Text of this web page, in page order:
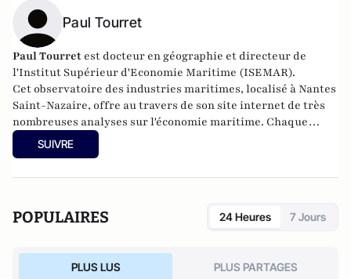
Paul Tourret
Paul Tourret est docteur en géographie et directeur de
l'Institut Supérieur d'Economie Maritime (ISEMAR).
Cet observatoire des industries maritimes, localisé à Nantes
Saint-Nazaire, offre au travers de son site internet de très
nombreuses analyses sur l'économie maritime. Chaque
année, l'ISEMAR participe à un ouvrage de référence publié
par le Marin, l'Atlas des Enjeux Maritimes.
SUIVRE
POPULAIRES 24 Heures 7 Jours
PLUS LUS PLUS PARTAGES